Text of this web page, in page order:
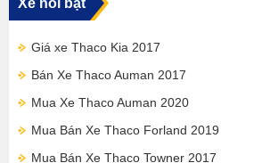
Xe nổi bật
Giá xe Thaco Kia 2017
Bán Xe Thaco Auman 2017
Mua Xe Thaco Auman 2020
Mua Bán Xe Thaco Forland 2019
Mua Bán Xe Thaco Towner 2017